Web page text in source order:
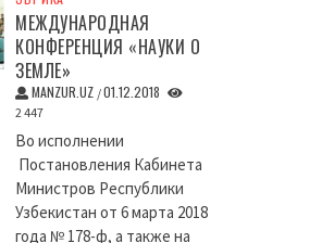
МЕЖДУНАРОДНАЯ
КОНФЕРЕНЦИЯ «НАУКИ О
ЗЕМЛЕ»
MANZUR.UZ /01.12.2018
2 447
Во исполнении
Постановления Кабинета
Министров Республики
Узбекистан от 6 марта 2018
года № 178-ф, а также на